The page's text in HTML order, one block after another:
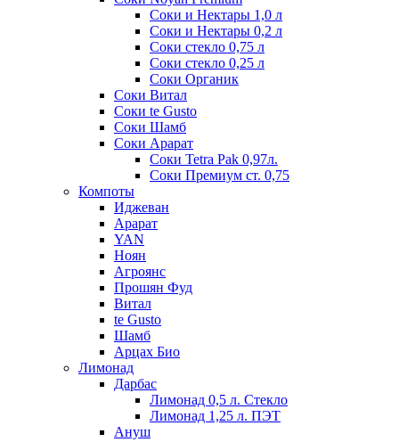
Соки и Нектары 1,0 л
Соки и Нектары 0,2 л
Соки стекло 0,75 л
Соки стекло 0,25 л
Соки Органик
Соки Витал
Соки te Gusto
Соки Шамб
Соки Арарат
Соки Tetra Pak 0,97л.
Соки Премиум ст. 0,75
Компоты
Иджеван
Арарат
YAN
Ноян
Агроянс
Прошян Фуд
Витал
te Gusto
Шамб
Арцах Био
Лимонад
Дарбас
Лимонад 0,5 л. Стекло
Лимонад 1,25 л. ПЭТ
Ануш